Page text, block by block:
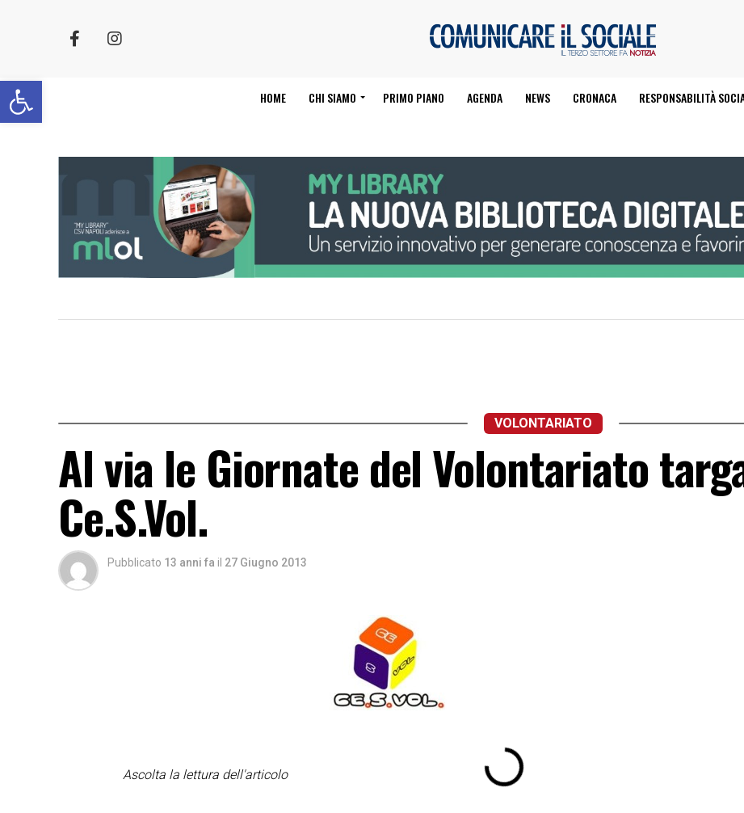
Apri la barra degli strumenti HOME CHI SIAMO PRIMO PIANO AGENDA NEWS CRONACA RESPONSABILITÀ
VOLONTARIATO
Al via le Giornate del Volontariato
Ce.S.Vol.
Pubblicato 13 anni fa il 27 Giugno 2013
Ascolta la lettura dell'articolo